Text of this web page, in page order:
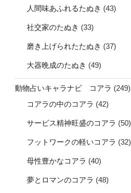
人間味あふれるたぬき (43)
社交家のたぬき (33)
磨き上げられたたぬき (37)
大器晩成のたぬき (49)
動物占いキャラナビ コアラ (249)
コアラの中のコアラ (42)
サービス精神旺盛のコアラ (50)
フットワークの軽いコアラ (32)
母性豊かなコアラ (40)
夢とロマンのコアラ (48)